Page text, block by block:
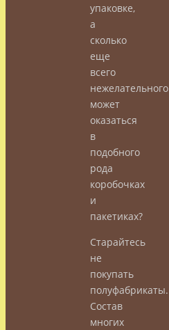
упаковке,
а
сколько
еще
всего
нежелательного
может
оказаться
в
подобного
рода
коробочках
и
пакетиках?
Старайтесь
не
покупать
полуфабрикаты.
Состав
многих